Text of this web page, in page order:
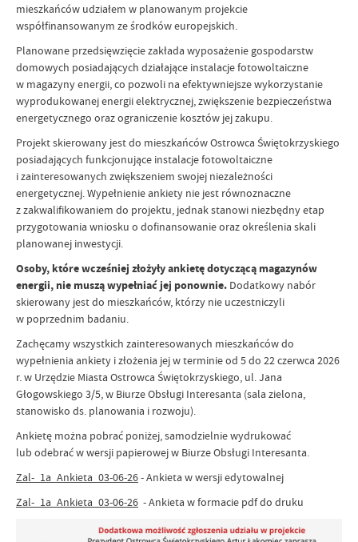
mieszkańców udziałem w planowanym projekcie
współfinansowanym ze środków europejskich.
Planowane przedsięwzięcie zakłada wyposażenie gospodarstw
domowych posiadających działające instalacje fotowoltaiczne
w magazyny energii, co pozwoli na efektywniejsze wykorzystanie
wyprodukowanej energii elektrycznej, zwiększenie bezpieczeństwa
energetycznego oraz ograniczenie kosztów jej zakupu.
Projekt skierowany jest do mieszkańców Ostrowca Świętokrzyskiego
posiadających funkcjonujące instalacje fotowoltaiczne
i zainteresowanych zwiększeniem swojej niezależności
energetycznej. Wypełnienie ankiety nie jest równoznaczne
z zakwalifikowaniem do projektu, jednak stanowi niezbędny etap
przygotowania wniosku o dofinansowanie oraz określenia skali
planowanej inwestycji.
Osoby, które wcześniej złożyły ankietę dotyczącą magazynów
energii, nie muszą wypełniać jej ponownie. Dodatkowy nabór
skierowany jest do mieszkańców, którzy nie uczestniczyli
w poprzednim badaniu.
Zachęcamy wszystkich zainteresowanych mieszkańców do
wypełnienia ankiety i złożenia jej w terminie od 5 do 22 czerwca 2026
r. w Urzędzie Miasta Ostrowca Świętokrzyskiego, ul. Jana
Głogowskiego 3/5, w Biurze Obsługi Interesanta (sala zielona,
stanowisko ds. planowania i rozwoju).
Ankietę można pobrać poniżej, samodzielnie wydrukować
lub odebrać w wersji papierowej w Biurze Obsługi Interesanta.
Zal-_1a_Ankieta_03-06-26- Ankieta w wersji edytowalnej
Zal-_1a_Ankieta_03-06-26 - Ankieta w formacie pdf do druku